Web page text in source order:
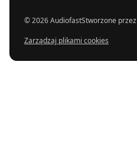
© 2026 AudiofastStworzone przez
Zarządzaj plikami cookies